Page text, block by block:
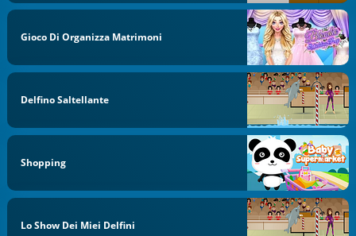
Gioco Di Organizza Matrimoni
Delfino Saltellante
Shopping
Lo Show Dei Miei Delfini